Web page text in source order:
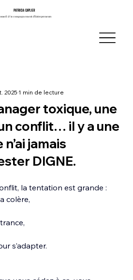
PATRICIA CAPLIER
PATRICIA CAPLIER
& Accompagnement d’Entrepreneurs
& Accompagnement d’Entrepreneurs
toxique, une
conflit… il y a une
jamais
DIGNE.
20251 min de lecture
la tentation est grande :
colère,
s’adapter.